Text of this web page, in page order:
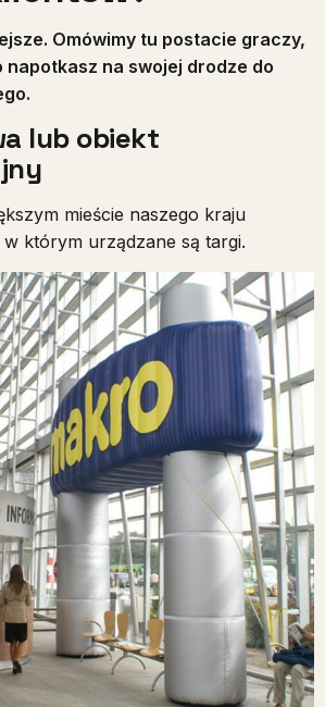
Omówimy tu postacie graczy,
na swojej drodze do
lub obiekt
mieście naszego kraju
w którym urządzane są targi.